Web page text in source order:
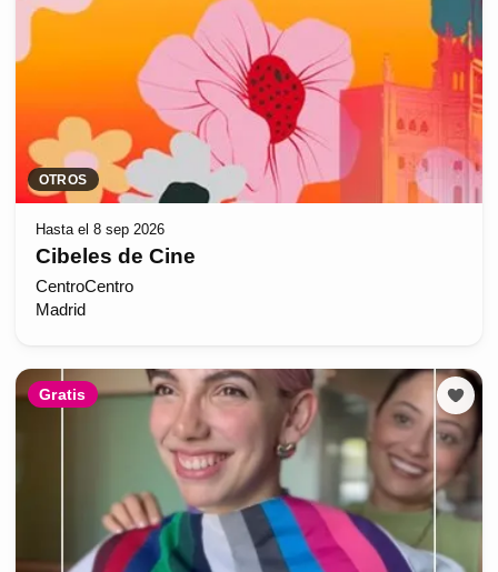
OTROS
Hasta el 8 sep 2026
Cibeles de Cine
CentroCentro
Madrid
Gratis